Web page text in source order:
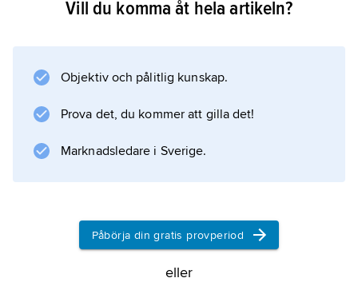
nationalpark (506 km
, inrättad 1938), och här finns bl.a.
naturhistoriskt museum.
Information om artikeln
Vill du komma åt hela artikeln?
Objektiv och pålitlig kunskap.
Prova det, du kommer att gilla det!
Marknadsledare i Sverige.
Påbörja din gratis provperiod
eller